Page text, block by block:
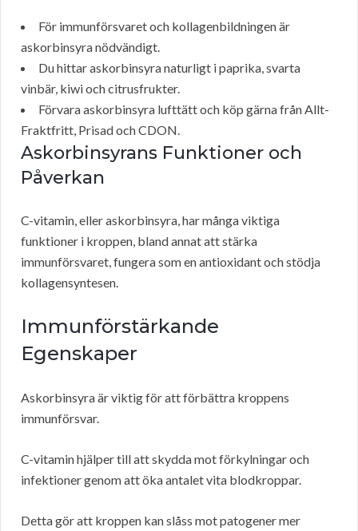
För immunförsvaret och kollagenbildningen är
askorbinsyra nödvändigt.
Du hittar askorbinsyra naturligt i paprika, svarta
vinbär, kiwi och citrusfrukter.
Förvara askorbinsyra lufttätt och köp gärna från Allt-
Fraktfritt, Prisad och CDON.
Askorbinsyrans Funktioner och
Påverkan
C-vitamin, eller askorbinsyra, har många viktiga
funktioner i kroppen, bland annat att stärka
immunförsvaret, fungera som en antioxidant och stödja
kollagensyntesen.
Immunförstärkande
Egenskaper
Askorbinsyra är viktig för att förbättra kroppens
immunförsvar.
C-vitamin hjälper till att skydda mot förkylningar och
infektioner genom att öka antalet vita blodkroppar.
Detta gör att kroppen kan slåss mot patogener mer